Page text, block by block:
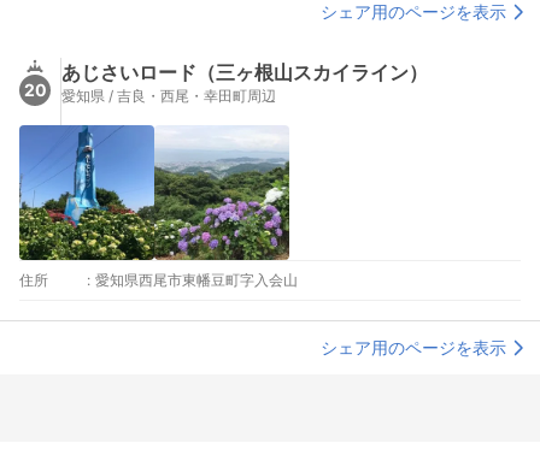
シェア用のページを表示
20
あじさいロード（三ヶ根山スカイライン）
愛知県 / 吉良・西尾・幸田町周辺
住所 : 愛知県西尾市東幡豆町字入会山
シェア用のページを表示